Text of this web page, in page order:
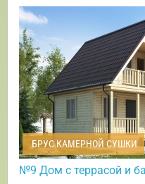
БРУС КАМЕРНОЙ СУШКИ
№9 Дом с террасой и